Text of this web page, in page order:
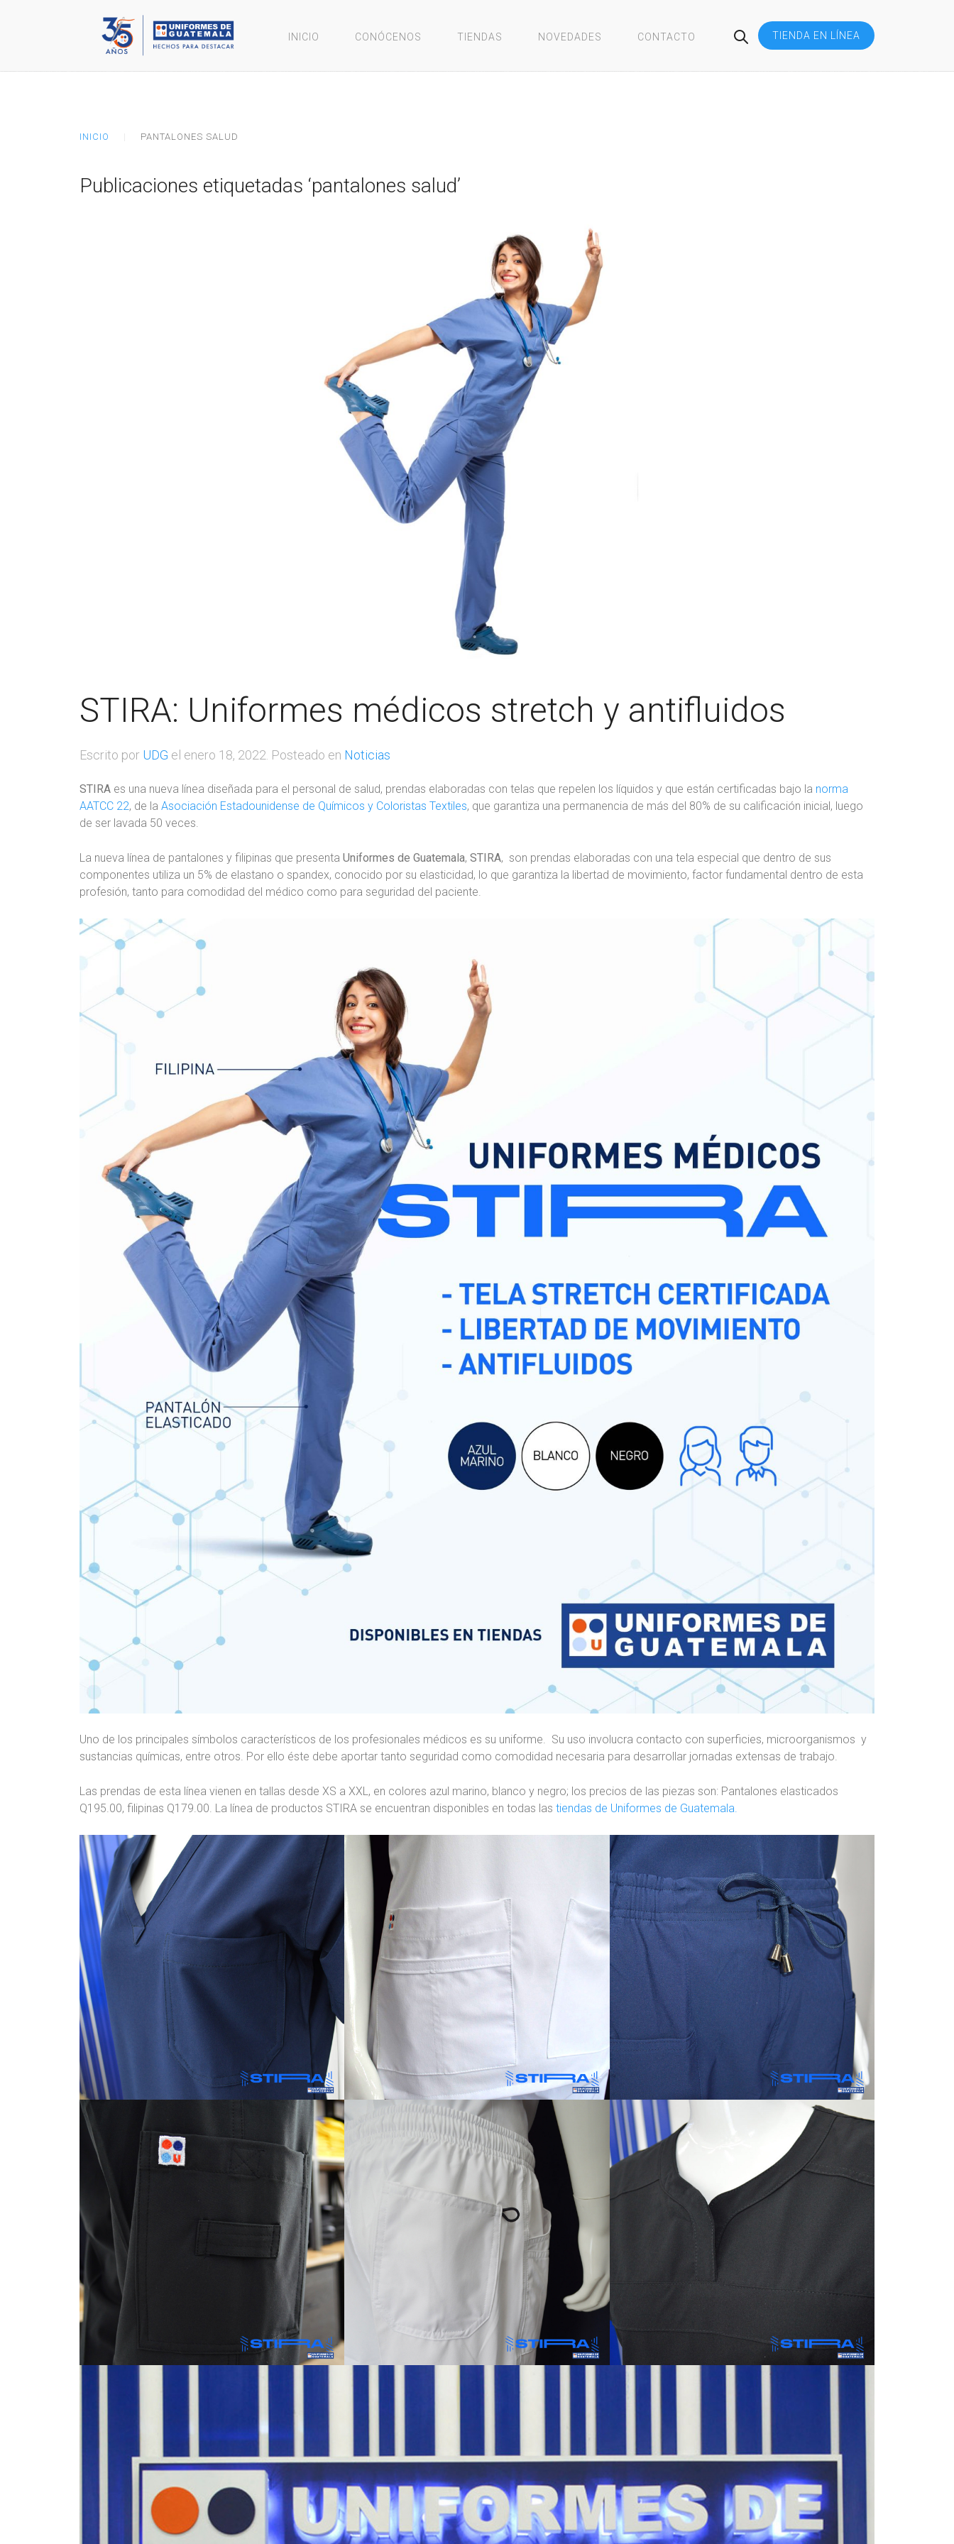
INICIO CONÓCENOS TIENDAS NOVEDADES CONTACTO TIENDA EN LÍNEA
INICIO PANTALONES SALUD
Publicaciones etiquetadas ‘pantalones salud’
STIRA: Uniformes médicos stretch y antifluidos
Escrito por UDG el enero 18, 2022 . Posteado en Noticias
STIRA es una nueva línea diseñada para el personal de salud, prendas elaboradas con telas que repelen los líquidos y que están certificadas bajo la norma
AATCC 22, de la Asociación Estadounidense de Químicos y Coloristas Textiles, que garantiza una permanencia de más del 80% de su calificación inicial, luego
de ser lavada 50 veces.
La nueva línea de pantalones y filipinas que presenta Uniformes de Guatemala, STIRA, son prendas elaboradas con una tela especial que dentro de sus
componentes utiliza un 5% de elastano o spandex, conocido por su elasticidad, lo que garantiza la libertad de movimiento, factor fundamental dentro de esta
profesión, tanto para comodidad del médico como para seguridad del paciente.
Uno de los principales símbolos característicos de los profesionales médicos es su uniforme. Su uso involucra contacto con superficies, microorganismos y
sustancias químicas, entre otros. Por ello éste debe aportar tanto seguridad como comodidad necesaria para desarrollar jornadas extensas de trabajo.
Las prendas de esta línea vienen en tallas desde XS a XXL, en colores azul marino, blanco y negro; los precios de las piezas son: Pantalones elasticados
Q195.00, filipinas Q179.00. La línea de productos STIRA se encuentran disponibles en todas las tiendas de Uniformes de Guatemala.